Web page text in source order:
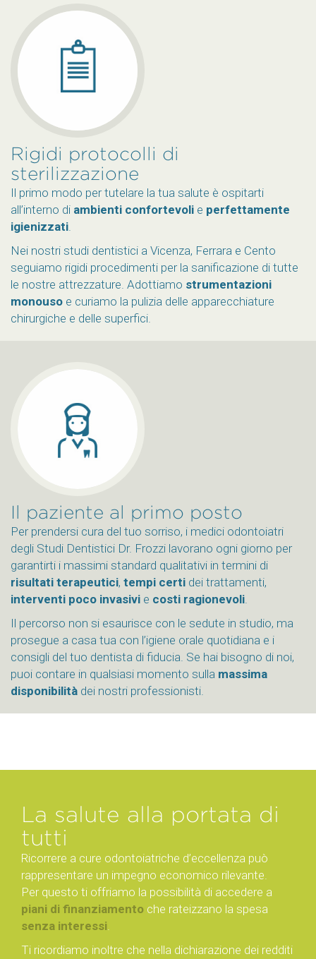
Rigidi protocolli di
sterilizzazione
Il primo modo per tutelare la tua salute è ospitarti
all’interno di ambienti confortevoli e perfettamente
igienizzati.
Nei nostri studi dentistici a Vicenza, Ferrara e Cento
seguiamo rigidi procedimenti per la sanificazione di tutte
le nostre attrezzature. Adottiamo strumentazioni
monouso e curiamo la pulizia delle apparecchiature
chirurgiche e delle superfici.
Il paziente al primo posto
Per prendersi cura del tuo sorriso, i medici odontoiatri
degli Studi Dentistici Dr. Frozzi lavorano ogni giorno per
garantirti i massimi standard qualitativi in termini di
risultati terapeutici, tempi certi dei trattamenti,
interventi poco invasivi e costi ragionevoli.
Il percorso non si esaurisce con le sedute in studio, ma
prosegue a casa tua con l’igiene orale quotidiana e i
consigli del tuo dentista di fiducia. Se hai bisogno di noi,
puoi contare in qualsiasi momento sulla massima
disponibilità dei nostri professionisti.
La salute alla portata di
tutti
Ricorrere a cure odontoiatriche d’eccellenza può
rappresentare un impegno economico rilevante.
Per questo ti offriamo la possibilità di accedere a
piani di finanziamento che rateizzano la spesa
senza interessi.
Ti ricordiamo inoltre che nella dichiarazione dei redditi